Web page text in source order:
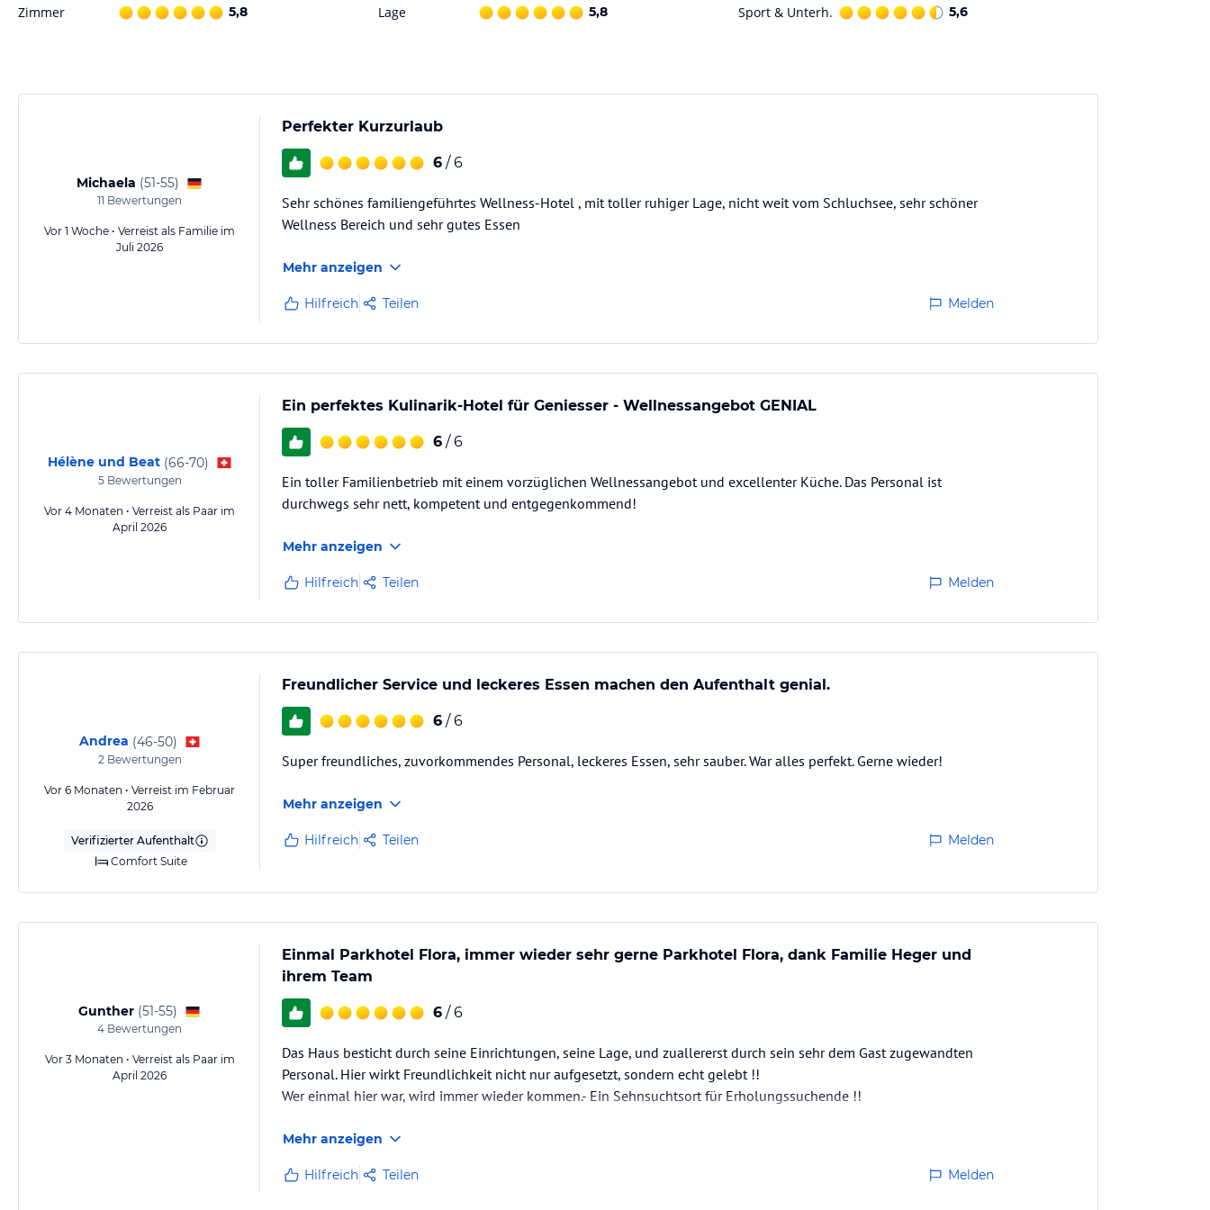
An unserer gut sortierten Bar oder am Feuer in der Kaminhalle können Sie den Abend gemütlich ausklingen lassen.
Sport und Unterhaltung
Vergessen Sie Raum und Zeit
Entspannende Massagen, ein prickelndes Bad im Pool oder einfach in einen kuscheligen Bademantel gehüllt mit Blick
Reich der Sinne. Stress und Hektik weichen dem völligen Einklang von Körper, Geist und Seele. Sie fühlen sich belebt,
Unser geschultes Beauty-Team nimmt sich alle Zeit der Welt, für Sie, um Ihre Schönheit mit hochwertigen Pflege- und
Ruhe, Sport, Kultur – bei uns im Schwarzwald findet jeder seine Lieblingsbeschäftigung.
Direkt vor der Haustüre eröffnet Ihnen die wunderbare Landschaft unzählige Möglichkeiten für Sport, Spiel und Spaß
an der frischen Luft - oder darf es Kultur sein? Bei uns finden Sie alles, was Ihr Herz begehrt.
Sonstige Einrichtungen und Services
In der Behaglichkeit unseres Hotels wird Sie die Freundlichkeit unseres familiär geführten Hauses empfangen und
Bei stilvoller und doch ungezwungener Atmosphäre steht Ihr Wohlbefinden für uns an erster Stelle.
Die viel gelobte Küche, der freundliche und aufmerksame Service sowie unser wohl sortierter Weinkeller werden Sie
Gewähr und ohne Prüfung durch HolidayCheck. Bitte lies vor der Buchung die verbindlichen
Angebotsdetails des
Zimmer 5,8 Lage 5,8 Sport & Unterh. 5,6
Michaela (51-55)
11 Bewertungen
Vor 1 Woche • Verreist als Familie im
Juli 2026
Perfekter Kurzurlaub
6 / 6
Sehr schönes familiengeführtes Wellness-Hotel , mit toller ruhiger Lage, nicht weit vom Schluchsee, sehr schöner
Wellness Bereich und sehr gutes Essen
Mehr anzeigen
Hilfreich Teilen Melden
Hélène und Beat (66-70)
5Bewertungen
Vor 4 Monaten • Verreist als Paar im
April 2026
Ein perfektes Kulinarik-Hotel für Geniesser - Wellnessangebot GENIAL
6 / 6
Ein toller Familienbetrieb mit einem vorzüglichen Wellnessangebot und excellenter Küche. Das Personal ist
durchwegs sehr nett, kompetent und entgegenkommend!
Mehr anzeigen
Hilfreich Teilen Melden
Andrea (46-50)
2Bewertungen
Vor 6 Monaten • Verreist im Februar
2026
Verifizierter Aufenthalt
Comfort Suite
Freundlicher Service und leckeres Essen machen den Aufenthalt genial.
6 / 6
Super freundliches, zuvorkommendes Personal, leckeres Essen, sehr sauber. War alles perfekt. Gerne wieder!
Mehr anzeigen
Hilfreich Teilen Melden
Gunther (51-55)
4 Bewertungen
Vor 3 Monaten • Verreist als Paar im
April 2026
Einmal Parkhotel Flora, immer wieder sehr gerne Parkhotel Flora, dank Familie Heger und
ihrem Team
6 / 6
Das Haus besticht durch seine Einrichtungen, seine Lage, und zuallererst durch sein sehr dem Gast zugewandten
Personal. Hier wirkt Freundlichkeit nicht nur aufgesetzt, sondern echt gelebt !!
Wer einmal hier war, wird immer wieder kommen.- Ein Sehnsuchtsort für Erholungssuchende !!
Mehr anzeigen
Hilfreich Teilen Melden